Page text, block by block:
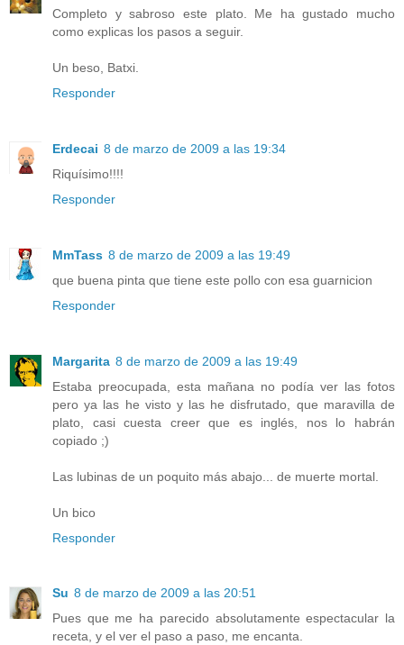
Completo y sabroso este plato. Me ha gustado mucho
como explicas los pasos a seguir.
Un beso, Batxi.
Responder
Erdecai 8 de marzo de 2009 a las 19:34
Riquísimo!!!!
Responder
MmTass 8 de marzo de 2009 a las 19:49
que buena pinta que tiene este pollo con esa guarnicion
Responder
Margarita 8 de marzo de 2009 a las 19:49
Estaba preocupada, esta mañana no podía ver las fotos
pero ya las he visto y las he disfrutado, que maravilla de
plato, casi cuesta creer que es inglés, nos lo habrán
copiado ;)
Las lubinas de un poquito más abajo... de muerte mortal.
Un bico
Responder
Su 8 de marzo de 2009 a las 20:51
Pues que me ha parecido absolutamente espectacular la
receta, y el ver el paso a paso, me encanta.